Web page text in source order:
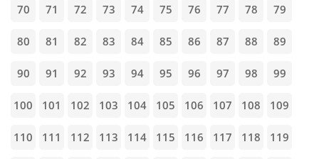
70 71 72 73 74 75 76 77 78 79
80 81 82 83 84 85 86 87 88 89
90 91 92 93 94 95 96 97 98 99
100 101 102 103 104 105 106 107 108 109
110 111 112 113 114 115 116 117 118 119